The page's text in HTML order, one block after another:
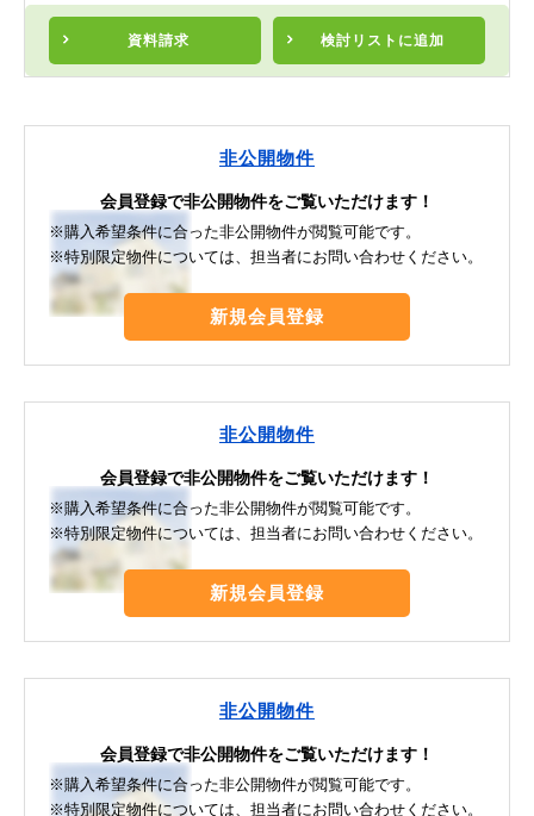
資料請求 検討リスト に追加
非公開物件
会員登録で非公開物件をご覧いただけます！
※購入希望条件に合った非公開物件が閲覧可能です。
※特別限定物件については、担当者にお問い合わせください。
新規会員登録
非公開物件
会員登録で非公開物件をご覧いただけます！
※購入希望条件に合った非公開物件が閲覧可能です。
※特別限定物件については、担当者にお問い合わせください。
新規会員登録
非公開物件
会員登録で非公開物件をご覧いただけます！
※購入希望条件に合った非公開物件が閲覧可能です。
※特別限定物件については、担当者にお問い合わせください。